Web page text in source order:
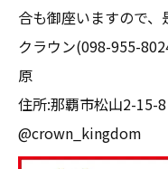
合も御座いますので
クラウン(098-955-
原
住所:那覇市松山2-15-
@crown_kingdom